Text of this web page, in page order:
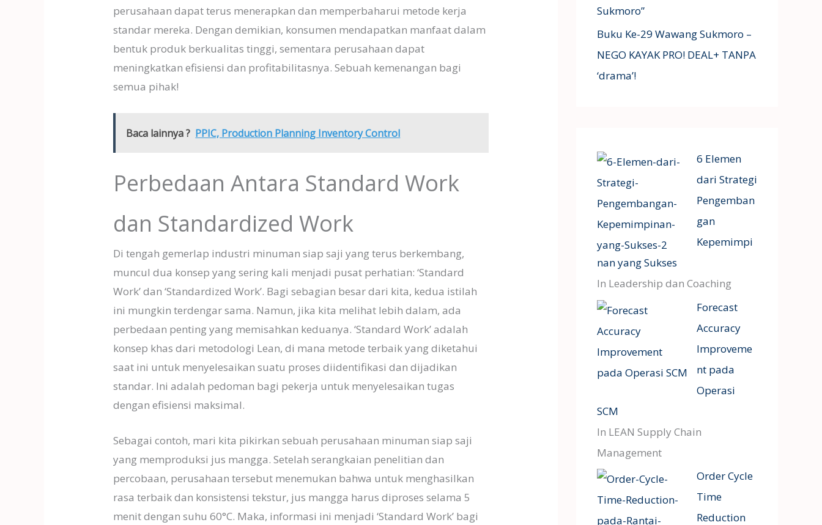
perusahaan dapat terus menerapkan dan memperbaharui metode kerja
standar mereka. Dengan demikian, konsumen mendapatkan manfaat dalam
bentuk produk berkualitas tinggi, sementara perusahaan dapat
meningkatkan efisiensi dan profitabilitasnya. Sebuah kemenangan bagi
semua pihak!
Baca lainnya ? PPIC, Production Planning Inventory Control
Perbedaan Antara Standard Work
dan Standardized Work
Di tengah gemerlap industri minuman siap saji yang terus berkembang,
muncul dua konsep yang sering kali menjadi pusat perhatian: ‘Standard
Work’ dan ‘Standardized Work’. Bagi sebagian besar dari kita, kedua istilah
ini mungkin terdengar sama. Namun, jika kita melihat lebih dalam, ada
perbedaan penting yang memisahkan keduanya. ‘Standard Work’ adalah
konsep khas dari metodologi Lean, di mana metode terbaik yang diketahui
saat ini untuk menyelesaikan suatu proses diidentifikasi dan dijadikan
standar. Ini adalah pedoman bagi pekerja untuk menyelesaikan tugas
dengan efisiensi maksimal.
Sebagai contoh, mari kita pikirkan sebuah perusahaan minuman siap saji
yang memproduksi jus mangga. Setelah serangkaian penelitian dan
percobaan, perusahaan tersebut menemukan bahwa untuk menghasilkan
rasa terbaik dan konsistensi tekstur, jus mangga harus diproses selama 5
menit dengan suhu 60°C. Maka, informasi ini menjadi ‘Standard Work’ bagi
Sukmoro”
Buku Ke-29 Wawang Sukmoro –
NEGO KAYAK PRO! DEAL+ TANPA
‘drama’!
6 Elemen
dari Strategi
Pengemban
gan
Kepemimpi
nan yang Sukses
In Leadership dan Coaching
Forecast
Accuracy
Improveme
nt pada
Operasi
SCM
In LEAN Supply Chain
Management
Order Cycle
Time
Reduction